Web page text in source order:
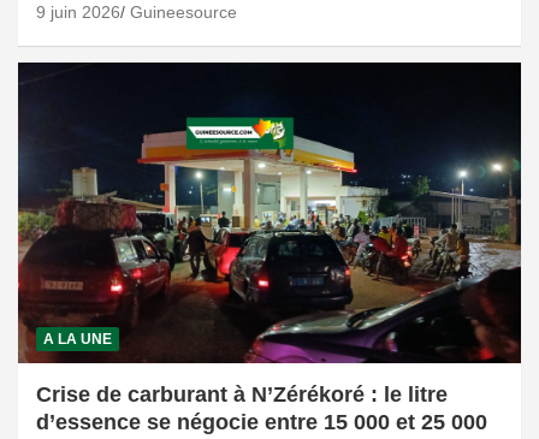
9 juin 2026 Guineesource
A LA UNE
Crise de carburant à N’Zérékoré : le litre
d’essence se négocie entre 15 000 et 25 000